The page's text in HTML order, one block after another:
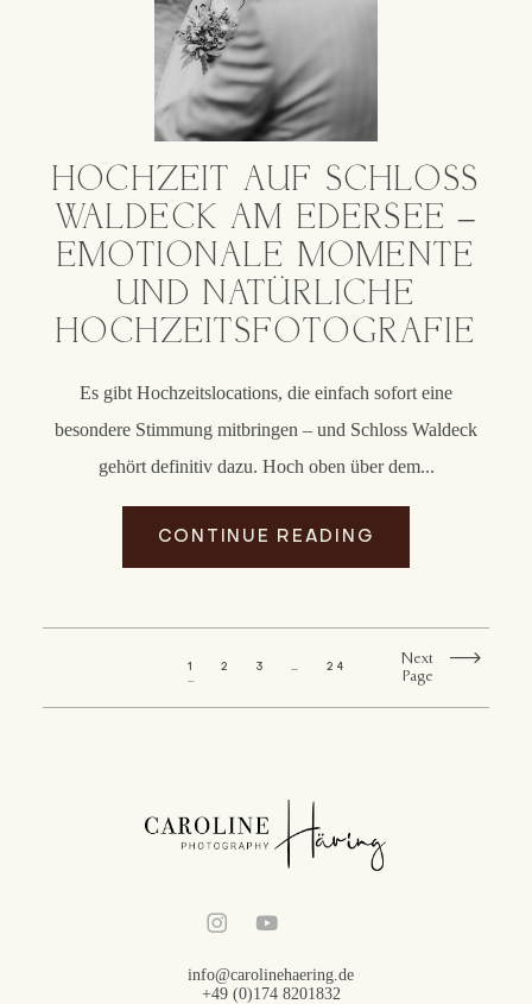
HOCHZEIT AUF SCHLOSS
WALDECK AM EDERSEE –
EMOTIONALE MOMENTE
UND NATÜRLICHE
HOCHZEITSFOTOGRAFIE
Es gibt Hochzeitslocations, die einfach sofort eine
besondere Stimmung mitbringen – und Schloss Waldeck
gehört definitiv dazu. Hoch oben über dem...
CONTINUE READING
1 2 3 … 24
Next
Page
info@carolinehaering.de
+49 (0)174 8201832